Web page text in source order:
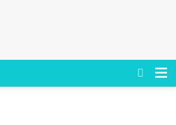
Cerca